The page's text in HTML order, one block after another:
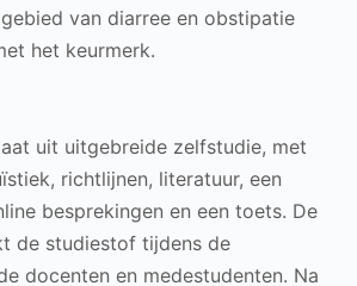
van diarree en obstipatie
het keurmerk.
uit uitgebreide zelfstudie, met
richtlijnen, literatuur, een
besprekingen en een toets. De
de studiestof tijdens de
docenten en medestudenten. Na